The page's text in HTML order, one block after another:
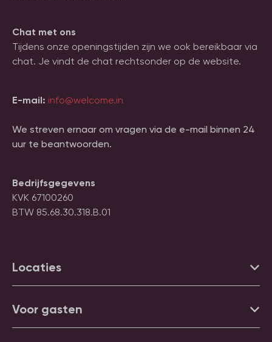
Chat met ons
Tijdens onze openingstijden zijn we ook bereikbaar via
chat. Je vindt de chat rechtsonder op de website.
E-mail: info@welcome.in
We streven ernaar om vragen via de e-mail binnen 24
uur te beantwoorden.
Bedrijfsgegevens
KVK 67100260
BTW 85.68.30.318.B.01
Locaties
Voor gasten